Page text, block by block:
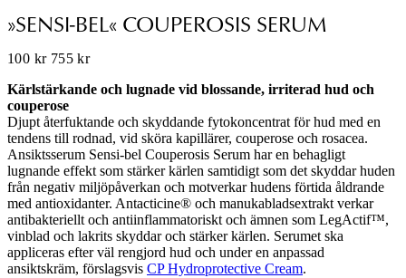
»SENSI-BEL« COUPEROSIS SERUM
100 kr 755kr
Kärlstärkande och lugnade vid blossande, irriterad hud och
couperose
Djupt återfuktande och skyddande fytokoncentrat för hud med en
tendens till rodnad, vid sköra kapillärer, couperose och rosacea.
Ansiktsserum Sensi-bel Couperosis Serum har en behagligt
lugnande effekt som stärker kärlen samtidigt som det skyddar huden
från negativ miljöpåverkan och motverkar hudens förtida åldrande
med antioxidanter. Antacticine® och manukabladsextrakt verkar
antibakteriellt och antiinflammatoriskt och ämnen som LegActif™,
vinblad och lakrits skyddar och stärker kärlen. Serumet ska
appliceras efter väl rengjord hud och under en anpassad
ansiktskräm, förslagsvis CP Hydroprotective Cream.